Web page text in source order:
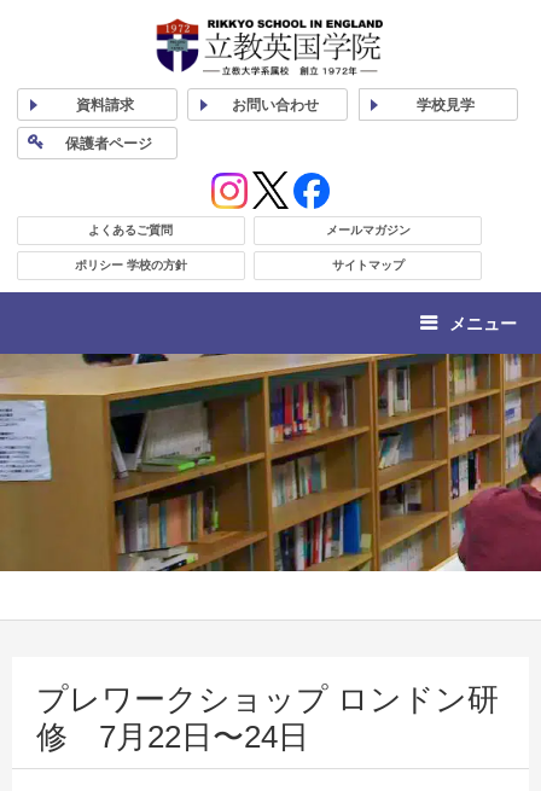
資料請求 お問い合わせ 学校見学
保護者ページ
よくあるご質問 メールマガジン
ポリシー 学校の方針 サイトマップ
メニュー
プレワークショップ ロンドン研
修 7月22日〜24日